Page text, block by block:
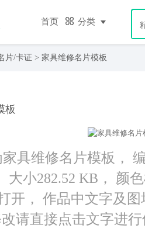
首页 分类
片/卡证 > 家具维修名片模板
板
具维修名片模板，
大小282.52 KB， 颜
开， 作品中文字及
请直接点击文字进